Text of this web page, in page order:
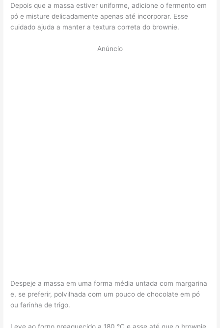
Depois que a massa estiver uniforme, adicione o fermento em
pó e misture delicadamente apenas até incorporar. Esse
cuidado ajuda a manter a textura correta do brownie.
Anúncio
Despeje a massa em uma forma média untada com margarina
e, se preferir, polvilhada com um pouco de chocolate em pó
ou farinha de trigo.
Leve ao forno preaquecido a 180 °C e asse até que o brownie